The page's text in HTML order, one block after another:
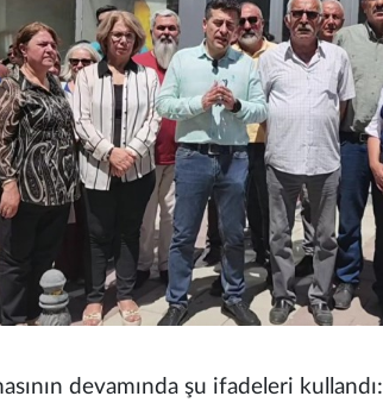
devamında şu ifadeleri kullandı: